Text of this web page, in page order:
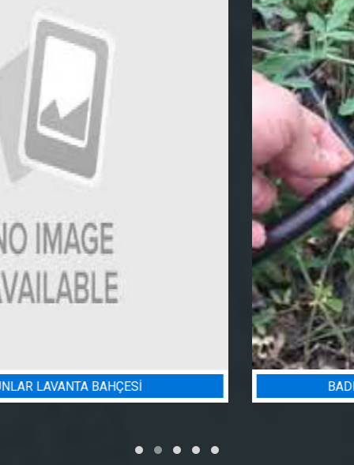
BADEM BAHÇESI SULAMA PROJESI